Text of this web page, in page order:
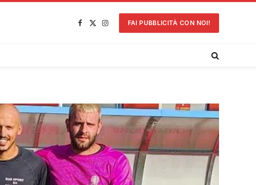
Facebook
X
Instagram
FAI PUBBLICITÀ CON NOI!